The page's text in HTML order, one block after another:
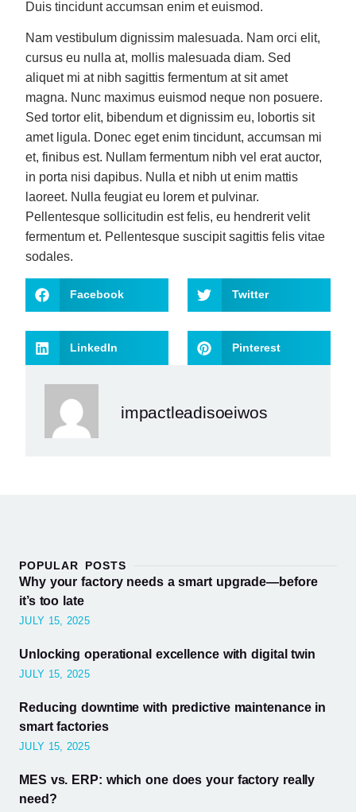
Duis tincidunt accumsan enim et euismod.
Nam vestibulum dignissim malesuada. Nam orci elit,
cursus eu nulla at, mollis malesuada diam. Sed
aliquet mi at nibh sagittis fermentum at sit amet
magna. Nunc maximus euismod neque non posuere.
Sed tortor elit, bibendum et dignissim eu, lobortis sit
amet ligula. Donec eget enim tincidunt, accumsan mi
et, finibus est. Nullam fermentum nibh vel erat auctor,
in porta nisi dapibus. Nulla et nibh ut enim mattis
laoreet. Nulla feugiat eu lorem et pulvinar.
Pellentesque sollicitudin est felis, eu hendrerit velit
fermentum et. Pellentesque suscipit sagittis felis vitae
sodales.
Facebook Twitter
LinkedIn Pinterest
impactleadisoeiwos
POPULAR POSTS
Why your factory needs a smart upgrade—before
it’s too late
JULY 15, 2025
Unlocking operational excellence with digital twin
JULY 15, 2025
Reducing downtime with predictive maintenance in
smart factories
JULY 15, 2025
MES vs. ERP: which one does your factory really
need?